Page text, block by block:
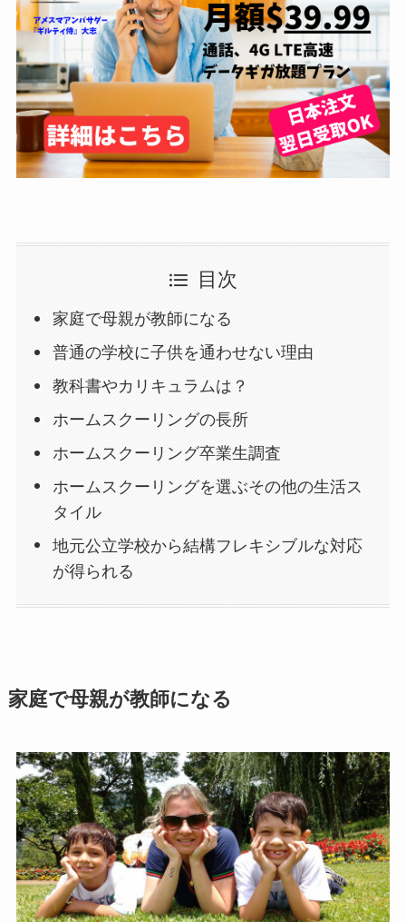
目次
家庭で母親が教師になる
普通の学校に子供を通わせない理由
教科書やカリキュラムは？
ホームスクーリングの長所
ホームスクーリング卒業生調査
ホームスクーリングを選ぶその他の生活ス
タイル
地元公立学校から結構フレキシブルな対応
が得られる
家庭で母親が教師になる